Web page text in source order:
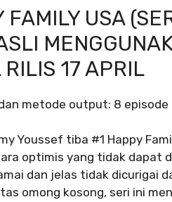
USA
17 APRIL
metode output: 8
Youssef tiba #1 Happy
optimis yang tidak dapat
dan jelas tidak dicurigai
omong kosong, seri ini